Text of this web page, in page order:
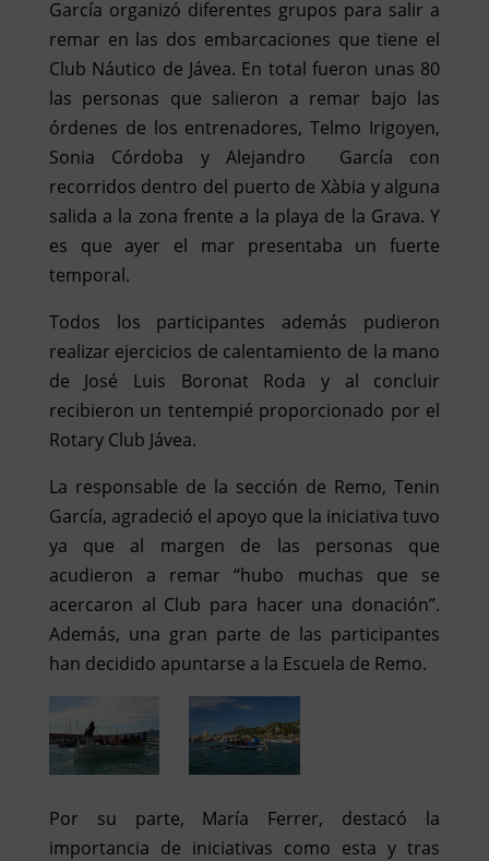
García organizó diferentes grupos para salir a
remar en las dos embarcaciones que tiene el
Club Náutico de Jávea. En total fueron unas 80
las personas que salieron a remar bajo las
órdenes de los entrenadores, Telmo Irigoyen,
Sonia Córdoba y Alejandro García con
recorridos dentro del puerto de Xàbia y alguna
salida a la zona frente a la playa de la Grava. Y
es que ayer el mar presentaba un fuerte
temporal.
Todos los participantes además pudieron
realizar ejercicios de calentamiento de la mano
de José Luis Boronat Roda y al concluir
recibieron un tentempié proporcionado por el
Rotary Club Jávea.
La responsable de la sección de Remo, Tenin
García, agradeció el apoyo que la iniciativa tuvo
ya que al margen de las personas que
acudieron a remar “hubo muchas que se
acercaron al Club para hacer una donación”.
Además, una gran parte de las participantes
han decidido apuntarse a la Escuela de Remo.
Por su parte, María Ferrer, destacó la
importancia de iniciativas como esta y tras